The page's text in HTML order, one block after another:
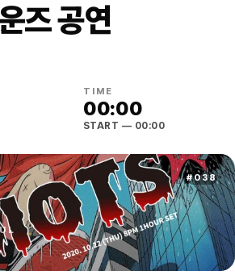
즈 공연
TIME
00:00
START — 00:00
#038